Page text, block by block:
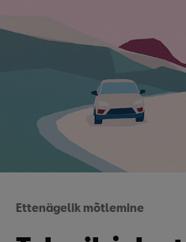
Ettenägelik mõtlemine